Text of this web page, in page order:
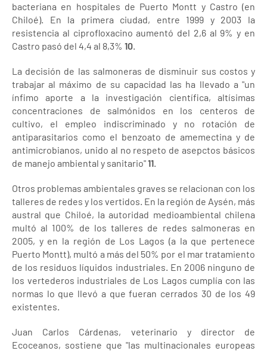
bacteriana en hospitales de Puerto Montt y Castro (en
Chiloé). En la primera ciudad, entre 1999 y 2003 la
resistencia al ciprofloxacino aumentó del 2,6 al 9% y en
Castro pasó del 4,4 al 8,3% 10.
La decisión de las salmoneras de disminuir sus costos y
trabajar al máximo de su capacidad las ha llevado a "un
ínfimo aporte a la investigación científica, altísimas
concentraciones de salmónidos en los centeros de
cultivo, el empleo indiscriminado y no rotación de
antiparasitarios como el benzoato de amemectina y de
antimicrobianos, unido al no respeto de asepctos básicos
de manejo ambiental y sanitario"11.
Otros problemas ambientales graves se relacionan con los
talleres de redes y los vertidos. En la región de Aysén, más
austral que Chiloé, la autoridad medioambiental chilena
multó al 100% de los talleres de redes salmoneras en
2005, y en la región de Los Lagos (a la que pertenece
Puerto Montt), multó a más del 50% por el mar tratamiento
de los residuos líquidos industriales. En 2006 ninguno de
los vertederos industriales de Los Lagos cumplía con las
normas lo que llevó a que fueran cerrados 30 de los 49
existentes.
Juan Carlos Cárdenas, veterinario y director de
Ecoceanos, sostiene que "las multinacionales europeas